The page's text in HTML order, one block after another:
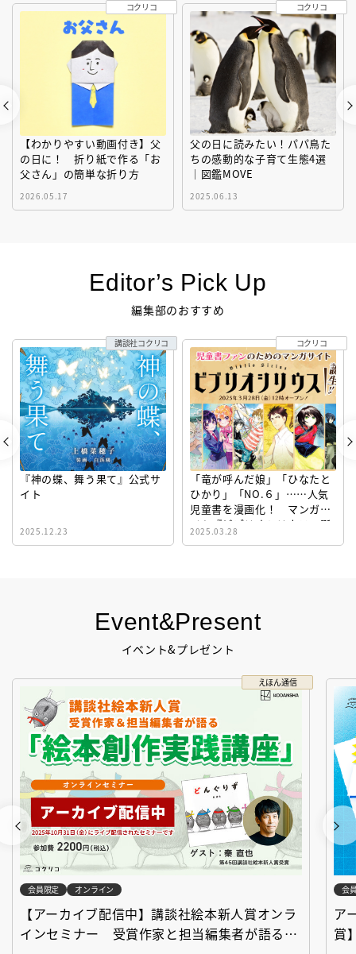
Event&Present
イベント&プレゼント
えほん通信
会員限定 オンライン
【アーカイブ配信中】講談社絵本新人賞オンラ
インセミナー 受賞作家と担当編集者が語る
会
ア
賞
【わかりやすい動画付き】父
の日に！ 折り紙で作る「お
父さん」の簡単な折り方
2026.05.17
コクリコ
父の日に読みたい！パパ鳥た
ちの感動的な子育て生態4選
｜図鑑MOVE
2025.06.13
コクリコ
Editor’s Pick Up
編集部のおすすめ
『神の蝶、舞う果て』公式サ
イト
2025.12.23
講談社コクリコ
「竜が呼んだ娘」「ひなたと
ひかり」「NO.６」……人気
児童書を漫画化！ マンガサ
イト『ビブリオシリウス』誕
生！
2025.03.28
コクリコ